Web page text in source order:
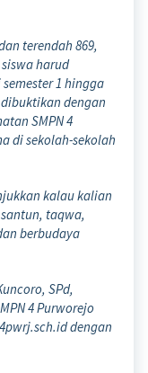
terendah 869,
harud
1 hingga
dibuktikan dengan
SMPN 4
di sekolah-sekolah
kalau kalian
taqwa,
berbudaya
SPd,
4 Purworejo
dengan